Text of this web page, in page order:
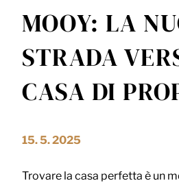
MOOY: LA
STRADA
CASA DI
15. 5. 2025
Trovare la casa perfetta è un